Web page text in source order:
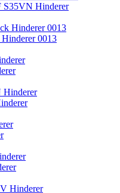
Hinderer
0013